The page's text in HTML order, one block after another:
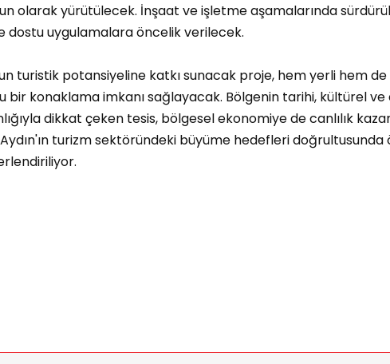
olarak yürütülecek. İnşaat ve işletme aşamalarında
dostu uygulamalara öncelik verilecek.
turistik potansiyeline katkı sunacak proje, hem yerli hem
bir konaklama imkanı sağlayacak. Bölgenin tarihi, kültürel ve
dikkat çeken tesis, bölgesel ekonomiye de canlılık
turizm sektöründeki büyüme hedefleri doğrultusunda